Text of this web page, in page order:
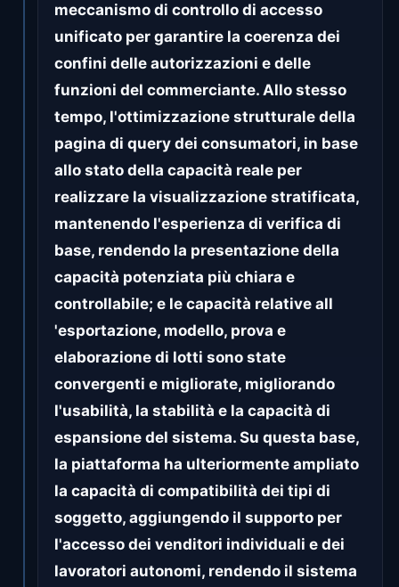
meccanismo di controllo di accesso
unificato per garantire la coerenza dei
confini delle autorizzazioni e delle
funzioni del commerciante. Allo stesso
tempo, l'ottimizzazione strutturale della
pagina di query dei consumatori, in base
allo stato della capacità reale per
realizzare la visualizzazione stratificata,
mantenendo l'esperienza di verifica di
base, rendendo la presentazione della
capacità potenziata più chiara e
controllabile; e le capacità relative all
'esportazione, modello, prova e
elaborazione di lotti sono state
convergenti e migliorate, migliorando
l'usabilità, la stabilità e la capacità di
espansione del sistema. Su questa base,
la piattaforma ha ulteriormente ampliato
la capacità di compatibilità dei tipi di
soggetto, aggiungendo il supporto per
l'accesso dei venditori individuali e dei
lavoratori autonomi, rendendo il sistema